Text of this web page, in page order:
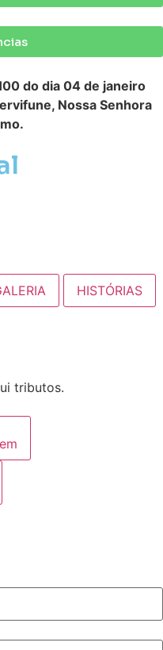
do dia 04 de janeiro
Nossa Senhora
HISTÓRIAS
tributos.